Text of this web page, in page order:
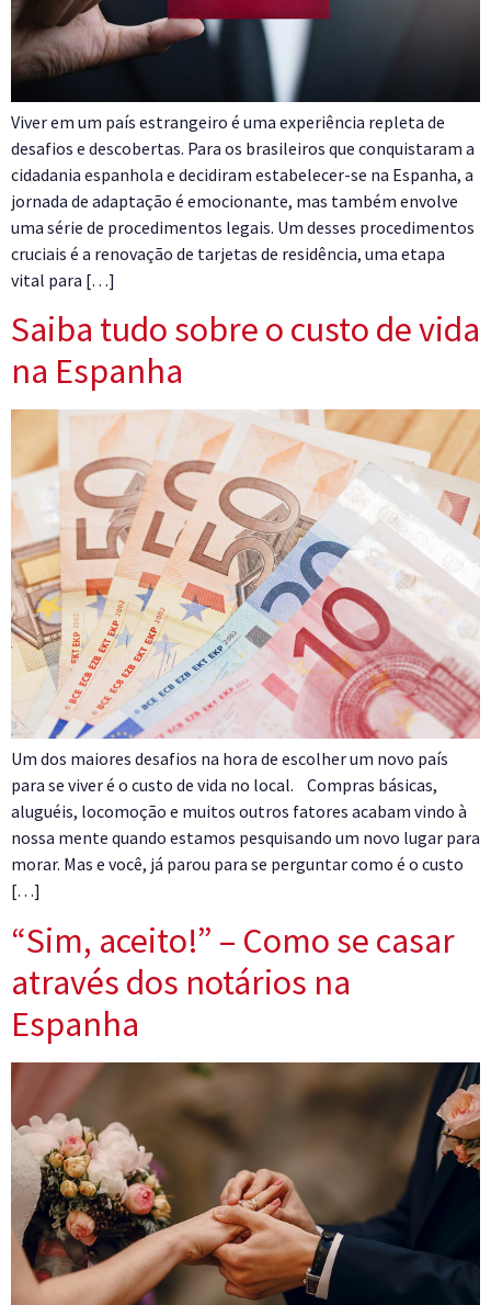
Viver em um país estrangeiro é uma experiência repleta de
desafios e descobertas. Para os brasileiros que conquistaram a
cidadania espanhola e decidiram estabelecer-se na Espanha, a
jornada de adaptação é emocionante, mas também envolve
uma série de procedimentos legais. Um desses procedimentos
cruciais é a renovação de tarjetas de residência, uma etapa
vital para […]
Saiba tudo sobre o custo de vida
na Espanha
Um dos maiores desafios na hora de escolher um novo país
para se viver é o custo de vida no local. Compras básicas,
aluguéis, locomoção e muitos outros fatores acabam vindo à
nossa mente quando estamos pesquisando um novo lugar para
morar. Mas e você, já parou para se perguntar como é o custo
[…]
“Sim, aceito!” – Como se casar
através dos notários na
Espanha